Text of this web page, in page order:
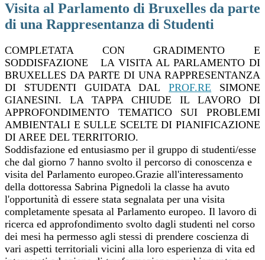
Visita al Parlamento di Bruxelles da parte
di una Rappresentanza di Studenti
COMPLETATA CON GRADIMENTO E
SODDISFAZIONE LA VISITA AL PARLAMENTO DI
BRUXELLES DA PARTE DI UNA RAPPRESENTANZA
DI STUDENTI GUIDATA DALPROF.RE SIMONE
GIANESINI. LA TAPPA CHIUDE IL LAVORO DI
APPROFONDIMENTO TEMATICO SUI PROBLEMI
AMBIENTALI E SULLE SCELTE DI PIANIFICAZIONE
DI AREE DEL TERRITORIO.
Soddisfazione ed entusiasmo per il gruppo di studenti/esse
che dal giorno 7 hanno svolto il percorso di conoscenza e
visita del Parlamento europeo.Grazie all'interessamento
della dottoressa Sabrina Pignedoli la classe ha avuto
l'opportunità di essere stata segnalata per una visita
completamente spesata al Parlamento europeo. Il lavoro di
ricerca ed approfondimento svolto dagli studenti nel corso
dei mesi ha permesso agli stessi di prendere coscienza di
vari aspetti territoriali vicini alla loro esperienza di vita ed